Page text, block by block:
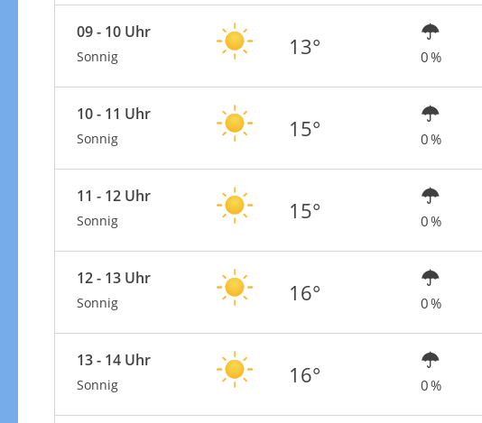
09 - 10 Uhr
Sonnig 13° 0 %
10 - 11 Uhr
Sonnig 15° 0 %
11 - 12 Uhr
Sonnig 15° 0 %
12 - 13 Uhr
Sonnig 16° 0 %
13 - 14 Uhr
Sonnig 16° 0 %